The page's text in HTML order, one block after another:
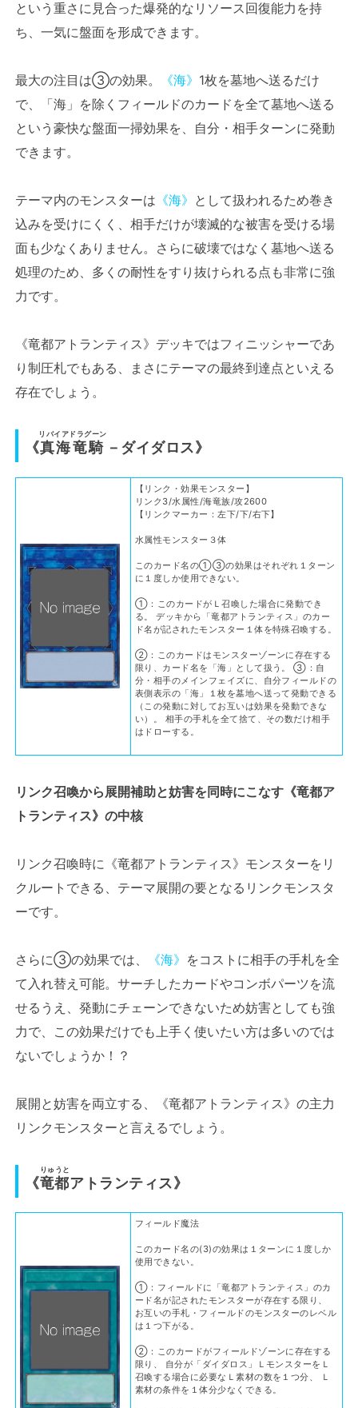
という重さに見合った爆発的なリソース回復能力を持
ち、一気に盤面を形成できます。
最大の注目は③の効果。 《海》 1枚を墓地へ送るだけ
で、「海」を除くフィールドのカードを全て墓地へ送る
という豪快な盤面一掃効果を、自分・相手ターンに発動
できます。
テーマ内のモンスターは 《海》 として扱われるため巻き
込みを受けにくく、相手だけが壊滅的な被害を受ける場
面も少なくありません。さらに破壊ではなく墓地へ送る
処理のため、多くの耐性をすり抜けられる点も非常に強
力です。
《竜都アトランティス》デッキではフィニッシャーであ
り制圧札でもある、まさにテーマの最終到達点といえる
存在でしょう。
《真海竜騎
リバイアドラグーン
－ダイダロス》
【リンク・効果モンスター】
リンク3/水属性/海竜族/攻2600
【リンクマーカー：左下/下/右下】
水属性モンスター３体
このカード名の①③の効果はそれぞれ１ターン
に１度しか使用できない。
①：このカードがＬ召喚した場合に発動でき
る。 デッキから「竜都アトランティス」のカー
ド名が記されたモンスター１体を特殊召喚する。
②：このカードはモンスターゾーンに存在する
限り、カード名を「海」として扱う。 ③：自
分・相手のメインフェイズに、自分フィールドの
表側表示の「海」１枚を墓地へ送って発動できる
（この発動に対してお互いは効果を発動できな
い）。 相手の手札を全て捨て、その数だけ相手
はドローする。
リンク召喚から展開補助と妨害を同時にこなす《竜都ア
トランティス》の中核
リンク召喚時に《竜都アトランティス》モンスターをリ
クルートできる、テーマ展開の要となるリンクモンスタ
ーです。
さらに③の効果では、 《海》 をコストに相手の手札を全
て入れ替え可能。サーチしたカードやコンボパーツを流
せるうえ、発動にチェーンできないため妨害としても強
力で、この効果だけでも上手く使いたい方は多いのでは
ないでしょうか！？
展開と妨害を両立する、《竜都アトランティス》の主力
リンクモンスターと言えるでしょう。
《竜都
りゅうと
アトランティス》
フィールド魔法
このカード名の(3)の効果は１ターンに１度しか
使用できない。
①：フィールドに「竜都アトランティス」のカ
ード名が記されたモンスターが存在する限り、
お互いの手札・フィールドのモンスターのレベル
は１つ下がる。
②：このカードがフィールドゾーンに存在する
限り、 自分が「ダイダロス」ＬモンスターをＬ
召喚する場合に必要なＬ素材の数を１つ分、 Ｌ
素材の条件を１体分少なくできる。